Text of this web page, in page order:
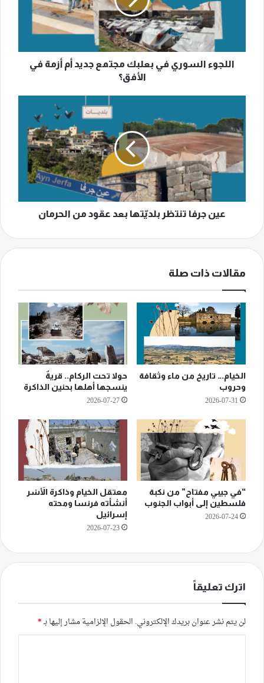
في
الأفق؟
اللجوء السوري في بعلبك مجتمع جديد أم أزمة في
الأفق؟
جرفا
تنتظر
بلديّتها
بعد
عقود
من
عين جرفا تنتظر بلديّتها بعد عقود من الحرمان
مقالات ذات صلة
الخيام… تاريخ من ماء وثقافة
وحروب
2026-07-31
حولا تحت الركام.. قريةٌ
ينسجها أهلها بحنين الذاكرة
2026-07-27
“في جيبي مفتاح” من نكبة
فلسطين إلى أبواب الجنوب
2026-07-24
معتقل الخيام وذاكرة الأَسْر
أنشأته فرنسا ومحته
إسرائيل
2026-07-23
اترك تعليقاً
لن يتم نشر عنوان بريدك الإلكتروني. الحقول الإلزامية مشار إليها بـ*